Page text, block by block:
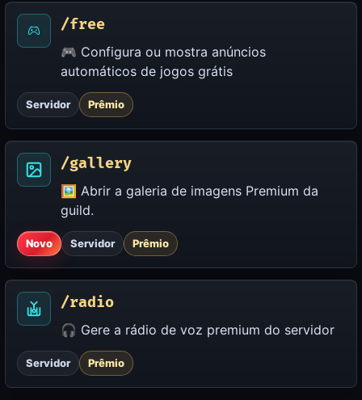
/free
🎮 Configura ou mostra anúncios
automáticos de jogos grátis
Servidor Prêmio
/gallery
🖼️ Abrir a galeria de imagens Premium da
guild.
Novo Servidor Prêmio
/radio
🎧 Gere a rádio de voz premium do servidor
Servidor Prêmio